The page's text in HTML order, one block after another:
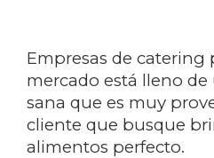
Empresas de catering
mercado está lleno
sana que es muy
cliente que busque
alimentos perfecto.